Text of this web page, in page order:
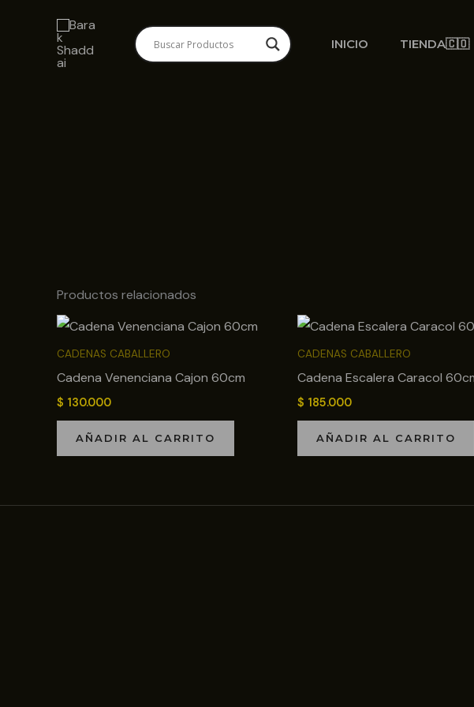
contenido
INICIO TIENDA🇨🇴
Productos relacionados
CADENAS CABALLERO
Cadena Venenciana Cajon 60cm
$ 130.000
AÑADIR AL CARRITO
CADENAS CABALLERO
Cadena Escalera Caracol
$ 185.000
AÑADIR AL CARRITO